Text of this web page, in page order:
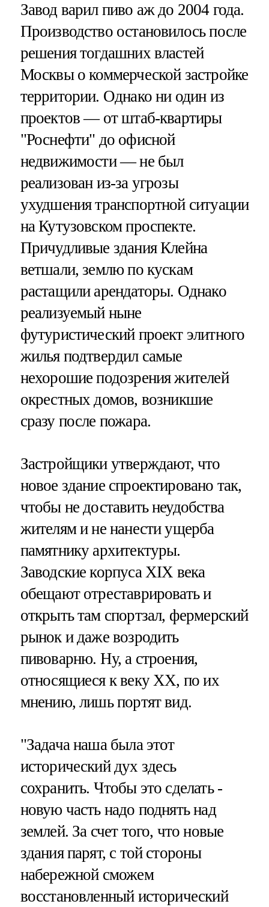
Завод варил пиво аж до 2004 года.
Производство остановилось после
решения тогдашних властей
Москвы о коммерческой застройке
территории. Однако ни один из
проектов — от штаб-квартиры
"Роснефти" до офисной
недвижимости — не был
реализован из-за угрозы
ухудшения транспортной ситуации
на Кутузовском проспекте.
Причудливые здания Клейна
ветшали, землю по кускам
растащили арендаторы. Однако
реализуемый ныне
футуристический проект элитного
жилья подтвердил самые
нехорошие подозрения жителей
окрестных домов, возникшие
сразу после пожара.
Застройщики утверждают, что
новое здание спроектировано так,
чтобы не доставить неудобства
жителям и не нанести ущерба
памятнику архитектуры.
Заводские корпуса XIX века
обещают отреставрировать и
открыть там спортзал, фермерский
рынок и даже возродить
пивоварню. Ну, а строения,
относящиеся к веку XX, по их
мнению, лишь портят вид.
"Задача наша была этот
исторический дух здесь
сохранить. Чтобы это сделать -
новую часть надо поднять над
землей. За счет того, что новые
здания парят, с той стороны
набережной сможем
восстановленный исторический